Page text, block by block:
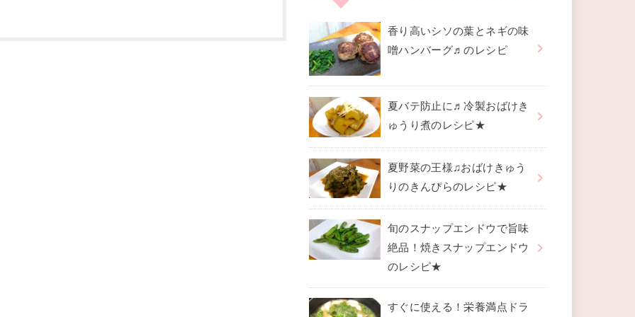
香り高いシソの葉とネギの味
噌ハンバーグ♬のレシピ
夏バテ防止に♬冷製おばけき
ゅうり煮のレシピ★
夏野菜の王様♫おばけきゅう
りのきんぴらのレシピ★
旬のスナップエンドウで旨味
絶品！焼きスナップエンドウ
のレシピ★
すぐに使える！栄養満点ドラ